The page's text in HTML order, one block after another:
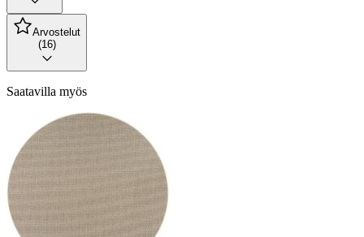
Arvostelut
(16)
Saatavilla myös